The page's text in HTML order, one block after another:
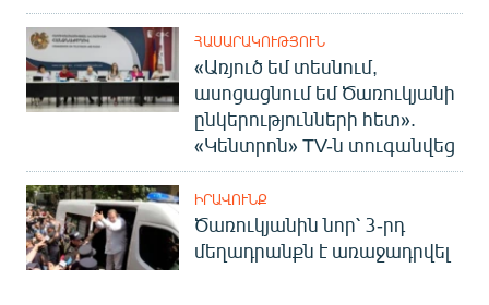
ՀԱՍԱՐԱԿՈՒԹՅՈՒՆ
«Առյուծ եմ տեսնում,
ասոցացնում եմ Ծառուկյանի
ընկերությունների հետ».
«Կենտրոն» TV-ն տուգանվեց
ԻՐԱՎՈՒՆՔ
Ծառուկյանին նոր՝ 3-րդ
մեղադրանքն է առաջադրվել